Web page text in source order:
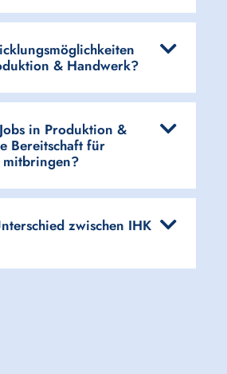
& Handwerk?
in Produktion &
Bereitschaft für
mitbringen?
zwischen IHK